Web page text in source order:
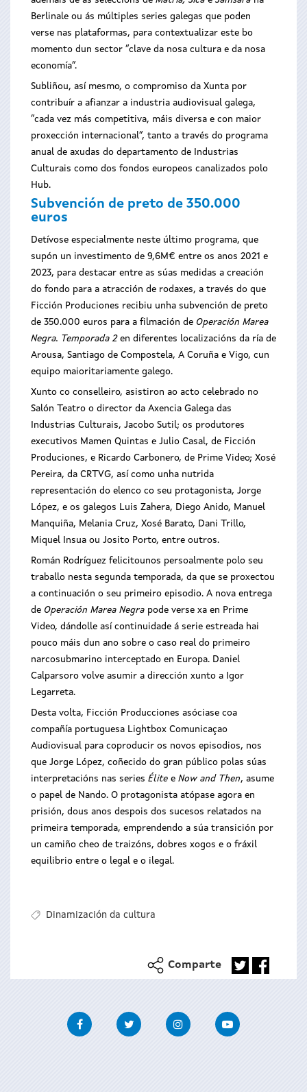
Berlinale ou ás múltiples series galegas que poden
verse nas plataformas, para contextualizar este bo
momento dun sector “clave da nosa cultura e da nosa
economía”.
Subliñou, así mesmo, o compromiso da Xunta por
contribuír a afianzar a industria audiovisual galega,
“cada vez más competitiva, máis diversa e con maior
proxección internacional”, tanto a través do programa
anual de axudas do departamento de Industrias
Culturais como dos fondos europeos canalizados polo
Hub.
Subvención de preto de 350.000
euros
Detívose especialmente neste último programa, que
supón un investimento de 9,6M€ entre os anos 2021 e
2023, para destacar entre as súas medidas a creación
do fondo para a atracción de rodaxes, a través do que
Ficción Produciones recibiu unha subvención de preto
de 350.000 euros para a filmación de Operación Marea
Negra. Temporada 2en diferentes localizacións da ría de
Arousa, Santiago de Compostela, A Coruña e Vigo, cun
equipo maioritariamente galego.
Xunto co conselleiro, asistiron ao acto celebrado no
Salón Teatro o director da Axencia Galega das
Industrias Culturais, Jacobo Sutil; os produtores
executivos Mamen Quintas e Julio Casal, de Ficción
Produciones, e Ricardo Carbonero, de Prime Video; Xosé
Pereira, da CRTVG, así como unha nutrida
representación do elenco co seu protagonista, Jorge
López, e os galegos Luis Zahera, Diego Anido, Manuel
Manquiña, Melania Cruz, Xosé Barato, Dani Trillo,
Miquel Insua ou Josito Porto, entre outros.
Román Rodríguez felicitounos persoalmente polo seu
traballo nesta segunda temporada, da que se proxectou
a continuación o seu primeiro episodio. A nova entrega
de Operación Marea Negra pode verse xa en Prime
Video, dándolle así continuidade á serie estreada hai
pouco máis dun ano sobre o caso real do primeiro
narcosubmarino interceptado en Europa. Daniel
Calparsoro volve asumir a dirección xunto a Igor
Legarreta.
Desta volta, Ficción Producciones asóciase coa
compañía portuguesa Lightbox Comunicaçao
Audiovisual para coproducir os novos episodios, nos
que Jorge López, coñecido do gran público polas súas
interpretacións nas series Élite e Now and Then, asume
o papel de Nando. O protagonista atópase agora en
prisión, dous anos despois dos sucesos relatados na
primeira temporada, emprendendo a súa transición por
un camiño cheo de traizóns, dobres xogos e o fráxil
equilibrio entre o legal e o ilegal.
Dinamización da cultura
Comparte
FacebookTwitter InstagramYoutube